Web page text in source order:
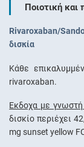
Ποιοτική και
Rivaroxaban/
δισκία
Κάθε
rivaroxaban.
Έκδοχα με
δισκίο περιέχει
mg sunset yellow